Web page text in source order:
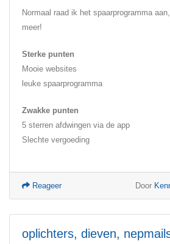
Normaal raad ik het spaarprogramma
meer!
Sterke punten
Mooie websites
leuke spaarprogramma
Zwakke punten
5 sterren afdwingen via de app
Slechte vergoeding
Door
Reageer
oplichters, dieven,